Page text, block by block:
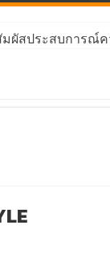
มผัสประสบการณ์